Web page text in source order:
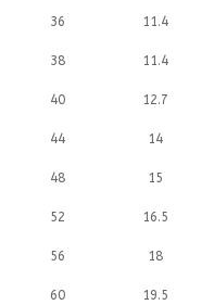
36 11.4
38 11.4
40 12.7
44 14
48 15
52 16.5
56 18
60 19.5